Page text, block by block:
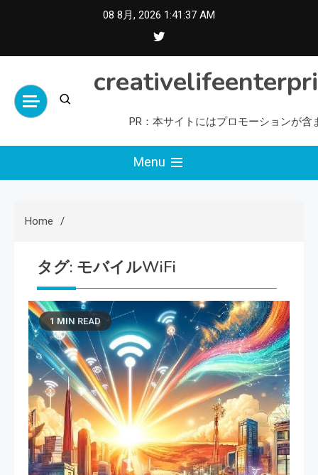
08 8月, 2026 1:41:38 AM
PR：本サイトにはプロモーションが含
Menu
Home
タグ: モバイルWiFi
1 MIN READ